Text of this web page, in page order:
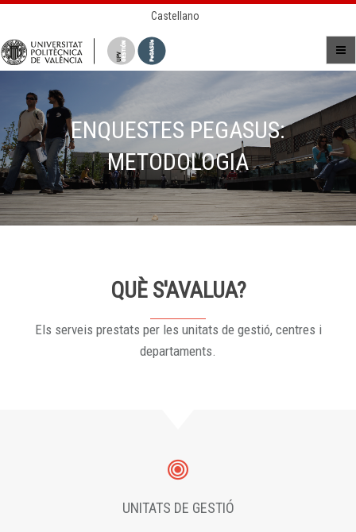
Castellano
ENQUESTES PEGASUS:
METODOLOGIA
QUÈ S'AVALUA?
Els serveis prestats per les unitats de gestió, centres i
departaments.
UNITATS DE GESTIÓ